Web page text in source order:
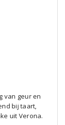
van geur en
bij taart,
uit Verona.